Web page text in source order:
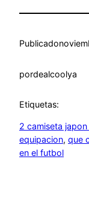
Publicado
pordealcoolya
Etiquetas:
2 camiseta
equipacion, que
en el futbol